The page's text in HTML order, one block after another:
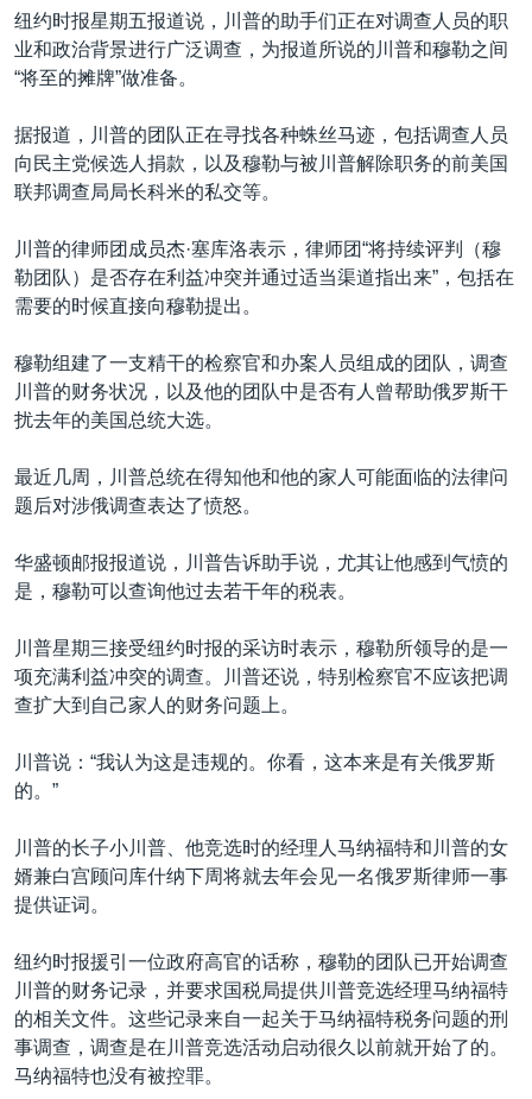
南中国海争端
关注西藏
GEN Z 看美国
纽约时报星期五报道说，川普的助手们正在对调查人员的职
业和政治背景进行广泛调查，为报道所说的川普和穆勒之间
“将至的摊牌”做准备。
据报道，川普的团队正在寻找各种蛛丝马迹，包括调查人员
向民主党候选人捐款，以及穆勒与被川普解除职务的前美国
联邦调查局局长科米的私交等。
川普的律师团成员杰·塞库洛表示，律师团“将持续评判（穆
勒团队）是否存在利益冲突并通过适当渠道指出来”，包括在
需要的时候直接向穆勒提出。
穆勒组建了一支精干的检察官和办案人员组成的团队，调查
川普的财务状况，以及他的团队中是否有人曾帮助俄罗斯干
扰去年的美国总统大选。
最近几周，川普总统在得知他和他的家人可能面临的法律问
题后对涉俄调查表达了愤怒。
华盛顿邮报报道说，川普告诉助手说，尤其让他感到气愤的
是，穆勒可以查询他过去若干年的税表。
川普星期三接受纽约时报的采访时表示，穆勒所领导的是一
项充满利益冲突的调查。川普还说，特别检察官不应该把调
查扩大到自己家人的财务问题上。
川普说：“我认为这是违规的。你看，这本来是有关俄罗斯
的。”
川普的长子小川普、他竞选时的经理人马纳福特和川普的女
婿兼白宫顾问库什纳下周将就去年会见一名俄罗斯律师一事
提供证词。
纽约时报援引一位政府高官的话称，穆勒的团队已开始调查
川普的财务记录，并要求国税局提供川普竞选经理马纳福特
的相关文件。这些记录来自一起关于马纳福特税务问题的刑
事调查，调查是在川普竞选活动启动很久以前就开始了的。
马纳福特也没有被控罪。